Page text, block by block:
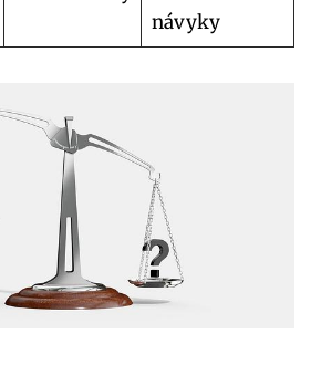
návyky